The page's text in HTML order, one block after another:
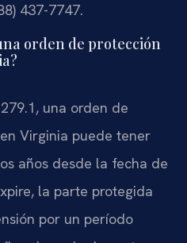
437-7747.
orden de protección
una orden de
Virginia puede tener
años desde la fecha de
la parte protegida
por un período